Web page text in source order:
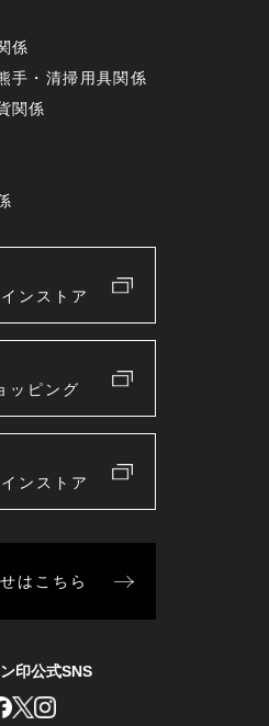
係
手・清掃用具関係
関係
ンストア
ッピング
ンストア
はこちら
印公式SNS